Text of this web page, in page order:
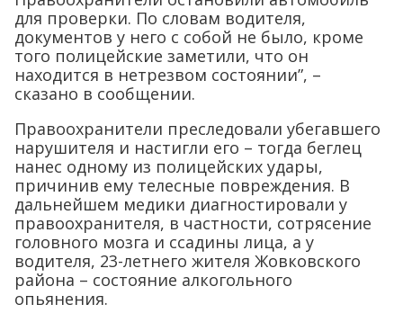
для проверки. По словам водителя,
документов у него с собой не было, кроме
того полицейские заметили, что он
находится в нетрезвом состоянии”, –
сказано в сообщении.
Правоохранители преследовали убегавшего
нарушителя и настигли его – тогда беглец
нанес одному из полицейских удары,
причинив ему телесные повреждения. В
дальнейшем медики диагностировали у
правоохранителя, в частности, сотрясение
головного мозга и ссадины лица, а у
водителя, 23-летнего жителя Жовковского
района – состояние алкогольного
опьянения.